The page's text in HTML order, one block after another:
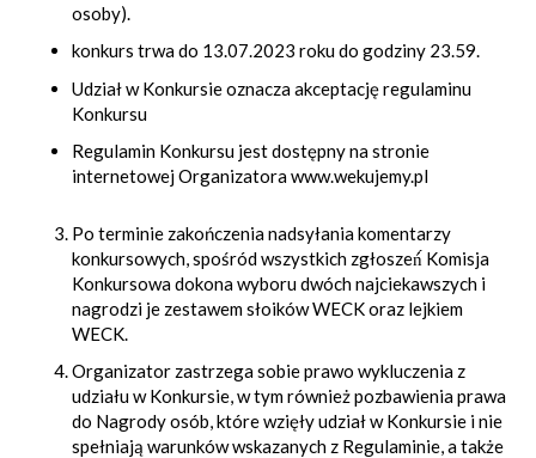
osoby).
konkurs trwa do 13.07.2023 roku do godziny 23.59.
Udział w Konkursie oznacza akceptację regulaminu
Konkursu
Regulamin Konkursu jest dostępny na stronie
internetowej Organizatora www.wekujemy.pl
Po terminie zakończenia nadsyłania komentarzy
konkursowych, spośród wszystkich zgłoszeń́ Komisja
Konkursowa dokona wyboru dwóch najciekawszych i
nagrodzi je zestawem słoików WECK oraz lejkiem
WECK.
Organizator zastrzega sobie prawo wykluczenia z
udziału w Konkursie, w tym również pozbawienia prawa
do Nagrody osób, które wzięły udział w Konkursie i nie
spełniają warunków wskazanych z Regulaminie, a także